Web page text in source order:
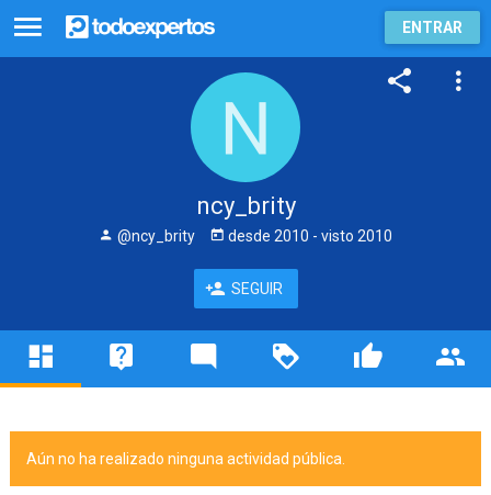
ENTRAR
ncy_brity
@ncy_brity desde 2010 - visto 2010
SEGUIR
Aún no ha realizado ninguna actividad pública.